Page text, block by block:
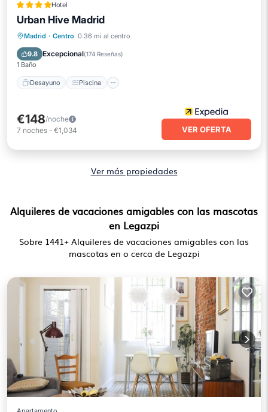
Hotel
Urban Hive Madrid
Madrid · Centro 0.36 mi al centro
9.8 Excepcional(174 Reseñas)
1 Baño
Desayuno Piscina
Desayuno Piscina
Cocina
€148/noche
7 noches - €1,034 VER OFERTA
Ver más propiedades
Alquileres de vacaciones amigables con las mascotas
en Legazpi
Sobre 1441+ Alquileres de vacaciones amigables con las
mascotas en o cerca de Legazpi